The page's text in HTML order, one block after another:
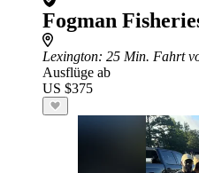
Fogman
Lexington: 25 Min. Fahrt
Ausflüge ab
US $375